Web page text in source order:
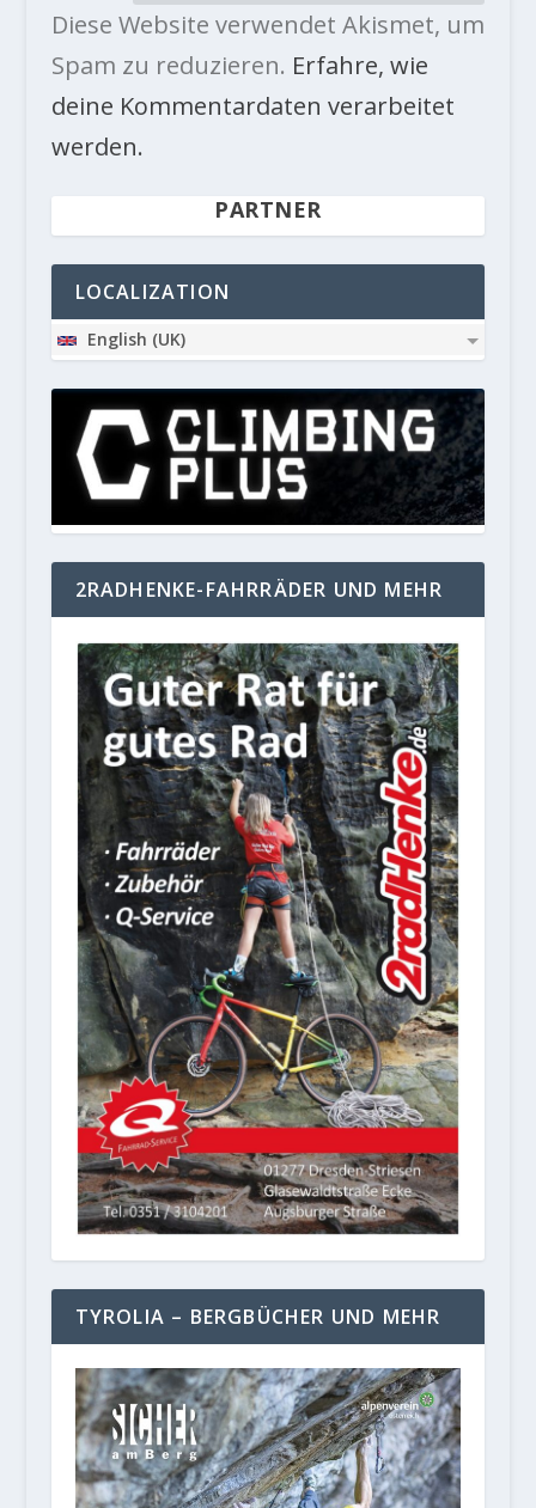
Diese Website verwendet Akismet, um
Spam zu reduzieren. Erfahre, wie
deine Kommentardaten verarbeitet
werden.
PARTNER
LOCALIZATION
English (UK)
2RADHENKE-FAHRRÄDER UND MEHR
TYROLIA – BERGBÜCHER UND MEHR